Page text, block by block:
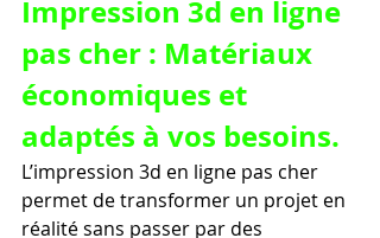
Impression 3d en ligne
pas cher : Matériaux
économiques et
adaptés à vos besoins.
L’impression 3d en ligne pas cher
permet de transformer un projet en
réalité sans passer par des